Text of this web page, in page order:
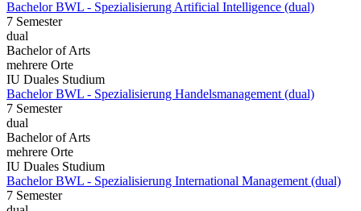
Bachelor BWL - Spezialisierung Artificial Intelligence (dual)
7 Semester
dual
Bachelor of Arts
mehrere Orte
IU Duales Studium
Bachelor BWL - Spezialisierung Handelsmanagement (dual)
7 Semester
dual
Bachelor of Arts
mehrere Orte
IU Duales Studium
Bachelor BWL - Spezialisierung International Management (dual)
7 Semester